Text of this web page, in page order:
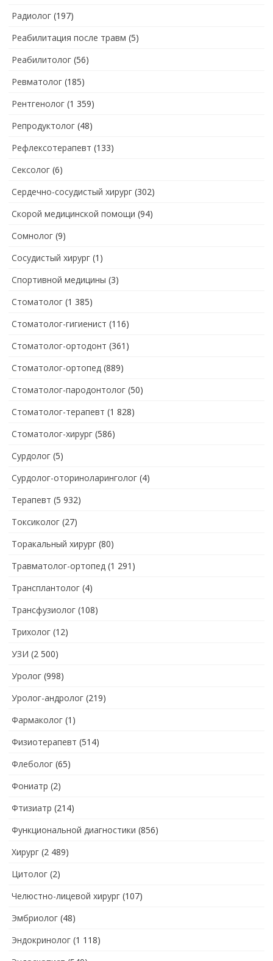
Радиолог (197)
Реабилитация после травм (5)
Реабилитолог (56)
Ревматолог (185)
Рентгенолог (1 359)
Репродуктолог (48)
Рефлексотерапевт (133)
Сексолог (6)
Сердечно-сосудистый хирург (302)
Скорой медицинской помощи (94)
Сомнолог (9)
Сосудистый хирург (1)
Спортивной медицины (3)
Стоматолог (1 385)
Стоматолог-гигиенист (116)
Стоматолог-ортодонт (361)
Стоматолог-ортопед (889)
Стоматолог-пародонтолог (50)
Стоматолог-терапевт (1 828)
Стоматолог-хирург (586)
Сурдолог (5)
Сурдолог-оториноларинголог (4)
Терапевт (5 932)
Токсиколог (27)
Торакальный хирург (80)
Травматолог-ортопед (1 291)
Трансплантолог (4)
Трансфузиолог (108)
Трихолог (12)
УЗИ (2 500)
Уролог (998)
Уролог-андролог (219)
Фармаколог (1)
Физиотерапевт (514)
Флеболог (65)
Фониатр (2)
Фтизиатр (214)
Функциональной диагностики (856)
Хирург (2 489)
Цитолог (2)
Челюстно-лицевой хирург (107)
Эмбриолог (48)
Эндокринолог (1 118)